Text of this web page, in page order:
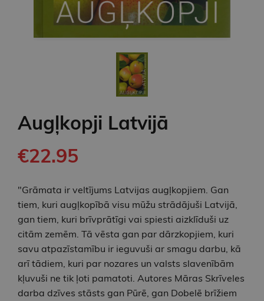
Augļkopji Latvijā
€22.95
"Grāmata ir veltījums Latvijas augļkopjiem. Gan
tiem, kuri augļkopībā visu mūžu strādājuši Latvijā,
gan tiem, kuri brīvprātīgi vai spiesti aizklīduši uz
citām zemēm. Tā vēsta gan par dārzkopjiem, kuri
savu atpazīstamību ir ieguvuši ar smagu darbu, kā
arī tādiem, kuri par nozares un valsts slavenībām
kļuvuši ne tik ļoti pamatoti. Autores Māras Skrīveles
darba dzīves stāsts gan Pūrē, gan Dobelē brīžiem